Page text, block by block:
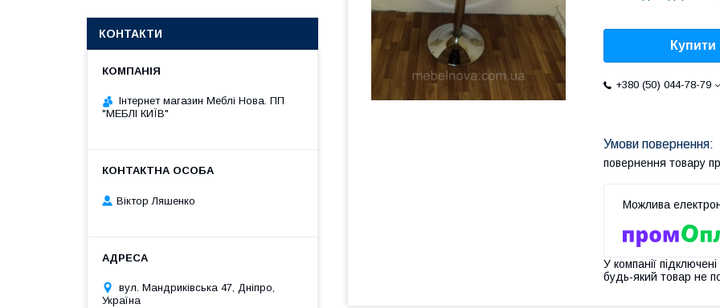
Купити
+380 (50) 044-78-79
повернення товару
У компанії
будь-який товар не
КОНТАКТИ
Інтернет магазин Меблі Нова. ПП
"МЕБЛІ КИЇВ"
Віктор Ляшенко
вул. Мандриківська 47, Дніпро,
Україна